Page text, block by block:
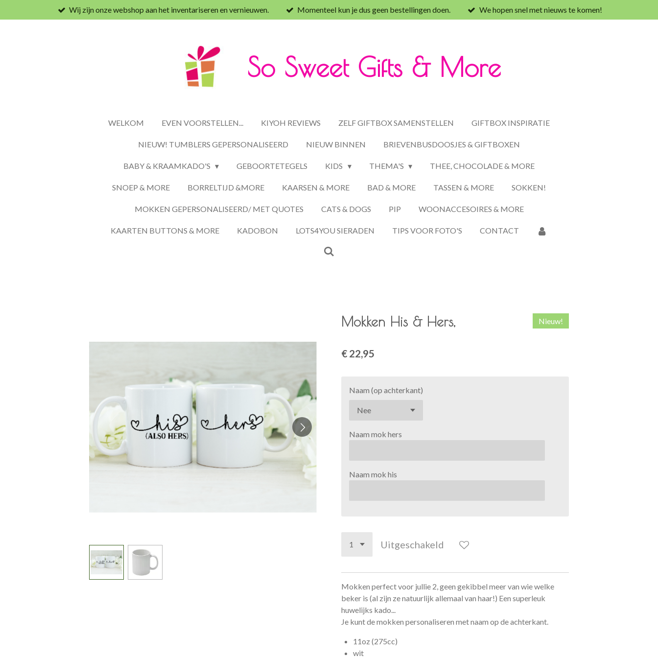
direct
Wij zijn onze webshop aan het inventariseren en vernieuwen. Momenteel kun je dus geen bestellingen doen. We hopen snel met nieuws te komen!
So Sweet Gifts & More
WELKOM EVEN VOORSTELLEN... KIYOH REVIEWS ZELF GIFTBOX SAMENSTELLEN GIFTBOX INSPIRATIE
NIEUW! TUMBLERS GEPERSONALISEERD NIEUW BINNEN BRIEVENBUSDOOSJES & GIFTBOXEN
BABY & KRAAMKADO'S GEBOORTETEGELS KIDS THEMA'S THEE, CHOCOLADE & MORE
SNOEP & MORE BORRELTIJD &MORE KAARSEN & MORE BAD & MORE TASSEN & MORE SOKKEN!
MOKKEN GEPERSONALISEERD/ MET QUOTES CATS & DOGS PIP WOONACCESOIRES & MORE
KAARTEN BUTTONS & MORE KADOBON LOTS4YOU SIERADEN TIPS VOOR FOTO'S CONTACT
Mokken His & Hers, Nieuw!
€ 22,95
Naam (op achterkant)
Naam mok hers
Naam mok his
Uitgeschakeld
Mokken perfect voor jullie 2, geen gekibbel meer van wie welke
beker is (al zijn ze natuurlijk allemaal van haar!) Een superleuk
huwelijks kado...
Je kunt de mokken personaliseren met naam op de achterkant.
11oz (275cc)
wit